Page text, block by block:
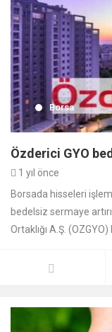
Borsa
Özderici GYO
1 yıl önce
Borsada hisseleri
bedelsiz sermaye
Ortaklığı A.Ş.